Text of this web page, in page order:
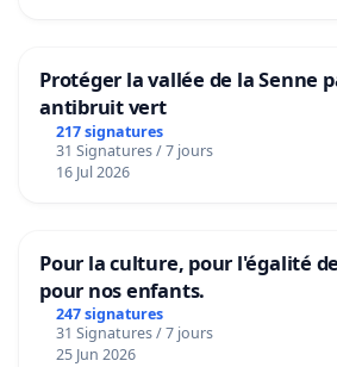
Protéger la vallée de la Senne
antibruit vert
217 signatures
31 Signatures / 7 jours
16 Jul 2026
Pour la culture, pour l'égalité
pour nos enfants.
247 signatures
31 Signatures / 7 jours
25 Jun 2026